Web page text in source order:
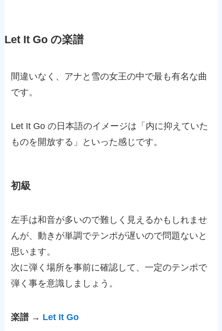
Let It Go の楽譜
間違いなく、アナと雪の女王の中で最も有名な曲
です。
Let It Go の日本語のイメージは「内に抑えていた
ものを開放する」といった感じです。
初級
左手は和音が多いので難しく見えるかもしれませ
んが、動きが単調でテンポが遅いので問題ないと
思います。
次に弾く場所を事前に確認して、一定のテンポで
弾く事を意識しましょう。
楽譜 → Let It Go